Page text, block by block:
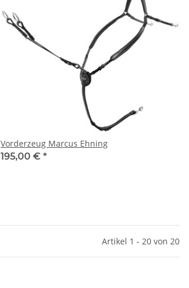
Vorderzeug Marcus Ehning
195,00 € *
Artikel 1 - 20 von 20